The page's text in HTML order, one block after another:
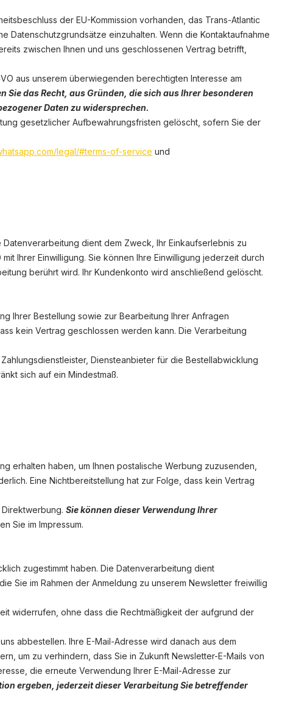
der EU-Kommission vorhanden, das Trans-Atlantic
Datenschutzgrundsätze einzuhalten. Wenn die Kontaktaufnahme
zwischen Ihnen und uns geschlossenen Vertrag betrifft,
aus unserem überwiegenden berechtigten Interesse am
Sie das Recht, aus Gründen, die sich aus Ihrer besonderen
Daten zu widersprechen.
gesetzlicher Aufbewahrungsfristen gelöscht, sofern Sie der
legal/#terms-of-service und
dient dem Zweck, Ihr Einkaufserlebnis zu
Ihrer Einwilligung. Sie können Ihre Einwilligung jederzeit durch
berührt wird. Ihr Kundenkonto wird anschließend gelöscht.
Ihrer Bestellung sowie zur Bearbeitung Ihrer Anfragen
kein Vertrag geschlossen werden kann. Die Verarbeitung
Diensteanbieter für die Bestellabwicklung
sich auf ein Mindestmaß.
erhalten haben, um Ihnen postalische Werbung zuzusenden,
Eine Nichtbereitstellung hat zur Folge, dass kein Vertrag
Sie können dieser Verwendung Ihrer
Sie im Impressum.
zugestimmt haben. Die Datenverarbeitung dient
Sie im Rahmen der Anmeldung zu unserem Newsletter freiwillig
widerrufen, ohne dass die Rechtmäßigkeit der aufgrund der
abbestellen. Ihre E-Mail-Adresse wird danach aus dem
um zu verhindern, dass Sie in Zukunft Newsletter-E-Mails von
die erneute Verwendung Ihrer E-Mail-Adresse zur
ergeben, jederzeit dieser Verarbeitung Sie betreffender